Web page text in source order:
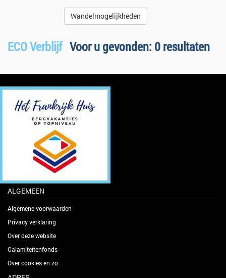
Wandelmogelijkheden
ECO Verblijf Voor u gevonden: 0 resultaten
ALGEMEEN
Algemene voorwaarden
Privacy verklaring
Over deze website
Calamiteitenfonds
Over cookies en zo